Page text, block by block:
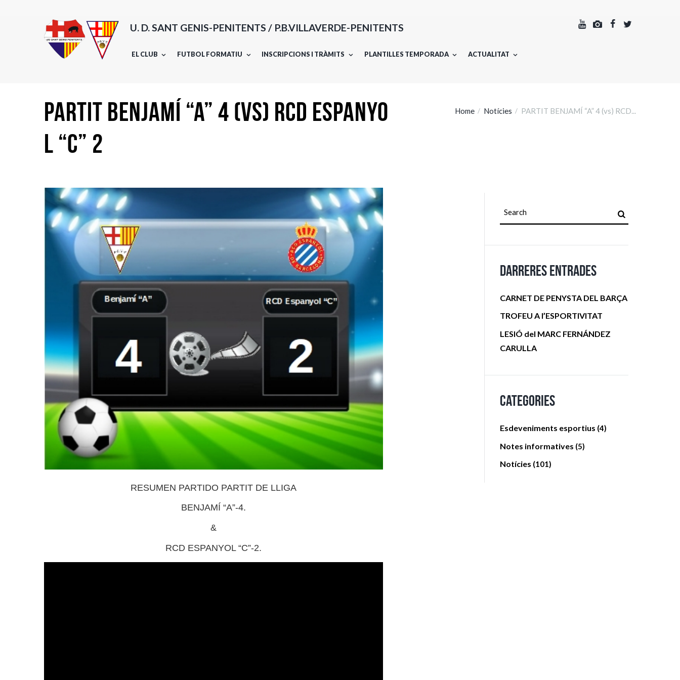
U. D. SANT GENIS-PENITENTS / P.B.VILLAVERDE-PENITENTS
EL CLUB FUTBOL FORMATIU INSCRIPCIONS I TRÀMITS PLANTILLES TEMPORADA ACTUALITAT
PARTIT BENJAMÍ “A” 4 (vs) RCD ESPANYO
L “C” 2
Home Notícies PARTIT BENJAMÍ “A” 4 (vs) RCD...
RESUMEN PARTIDO PARTIT DE LLIGA
BENJAMÍ “A”-4.
&
RCD ESPANYOL “C”-2.
Darreres entrades
CARNET DE PENYSTA DEL BARÇA
TROFEU A l’ESPORTIVITAT
LESIÓ del MARC FERNÁNDEZ
CARULLA
Categories
Esdeveniments esportius (4)
Notes informatives (5)
Notícies (101)